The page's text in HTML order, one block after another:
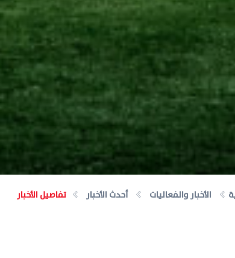
الأخبار والفعاليات أحدث الأخبار تفاصيل الأخبار